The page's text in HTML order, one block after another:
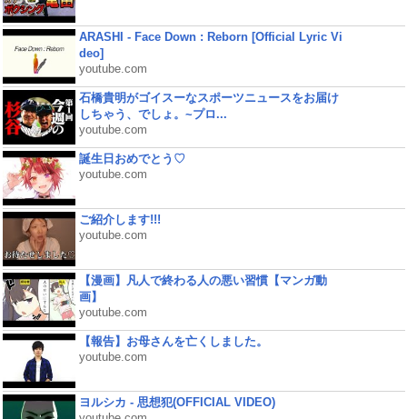
ARASHI - Face Down : Reborn [Official Lyric Vi
deo]
youtube.com
石橋貴明がゴイスーなスポーツニュースをお届け
しちゃう、でしょ。~プロ...
youtube.com
誕生日おめでとう♡
youtube.com
ご紹介します!!!
youtube.com
【漫画】凡人で終わる人の悪い習慣【マンガ動
画】
youtube.com
【報告】お母さんを亡くしました。
youtube.com
ヨルシカ - 思想犯(OFFICIAL VIDEO)